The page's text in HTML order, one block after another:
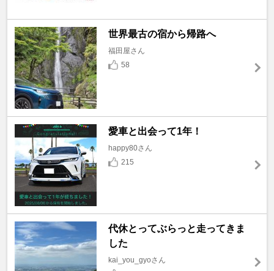
世界最古の宿から帰路へ
福田屋さん
58
愛車と出会って1年！
happy80さん
215
代休とってぶらっと走ってきま
した
kai_you_gyoさん